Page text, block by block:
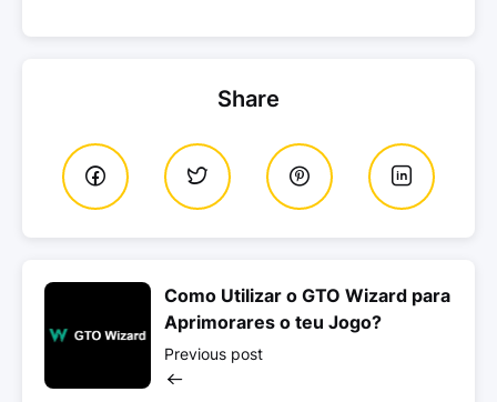
Share
Como Utilizar o GTO Wizard para
Aprimorares o teu Jogo?
Previous post